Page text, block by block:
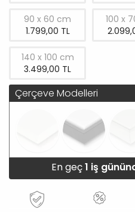
90 x 60 cm
1.799,00 TL
100 x
140 x 100 cm
3.499,00 TL
Çerçeve Modelleri
En geç1 iş